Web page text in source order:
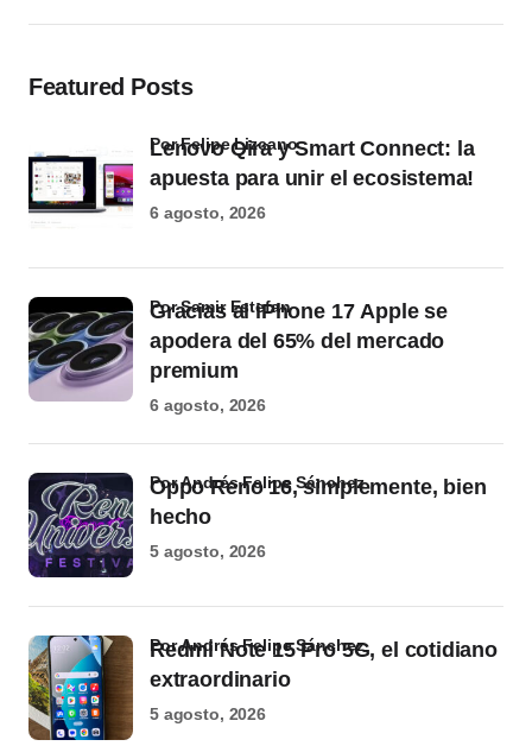
Featured Posts
Lenovo Qira y Smart Connect: la
apuesta para unir el ecosistema!
por Felipe Lizcano
6 agosto, 2026
Gracias al iPhone 17 Apple se
apodera del 65% del mercado
premium
por Samir Estefan
6 agosto, 2026
Oppo Reno 16, simplemente, bien
hecho
por Andrés Felipe Sánchez
5 agosto, 2026
Redmi Note 15 Pro 5G, el cotidiano
extraordinario
por Andrés Felipe Sánchez
5 agosto, 2026